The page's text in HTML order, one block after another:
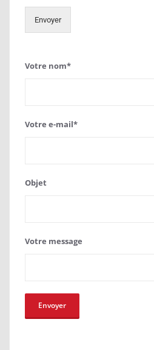
Envoyer
Votre nom*
Votre e-mail*
Objet
Votre message